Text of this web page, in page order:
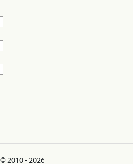
© 2010 - 2026